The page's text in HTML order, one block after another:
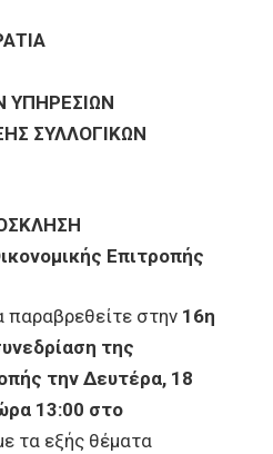
ΥΠΗΡΕΣΙΩΝ
ΣΥΛΛΟΓΙΚΩΝ
Επιτροπής
στην 16η
της
την Δευτέρα, 18
13:00 στο
τα εξής θέματα